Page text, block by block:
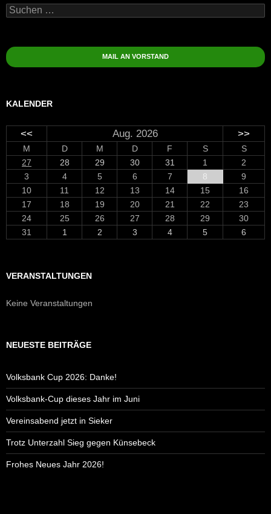
Suchen
nach:
MAIL AN VORSTAND
KALENDER
<< Aug. 2026 >>
M D M D F S
S
27
28 29 30 31 1
2
3
4 5 6 7 8
9
10
11 12 13 14 15
16
17
18 19 20 21 22
23
24
25 26 27 28 29
30
31
1 2 3 4 5 6
VERANSTALTUNGEN
Keine Veranstaltungen
NEUESTE BEITRÄGE
Volksbank Cup 2026: Danke!
Volksbank-Cup dieses Jahr im Juni
Vereinsabend jetzt in Sieker
Trotz Unterzahl Sieg gegen Künsebeck
Frohes Neues Jahr 2026!